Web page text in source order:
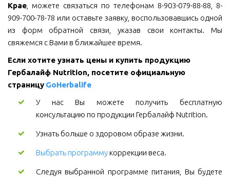
Крае, можете связаться по телефонам 8-903-079-88-88, 8-
909-700-78-78 или оставьте заявку, воспользовавшись одной
из форм обратной связи, указав свои контакты. Мы
свяжемся с Вами в ближайшее время.
Если хотите узнать цены и купить продукцию
Гербалайф Nutrition, посетите официальную
страницу GoHerbalife
У нас Вы можете получить бесплатную
консультацию по продукции Гербалайф Nutrition.
Узнать больше о здоровом образе жизни.
Выбрать программукоррекции веса.
Следуя выбранной программе питания, Вы будете